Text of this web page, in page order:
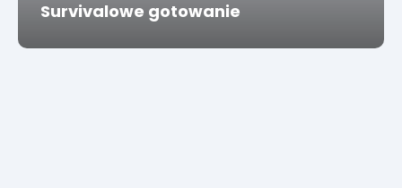
Survivalowe gotowanie